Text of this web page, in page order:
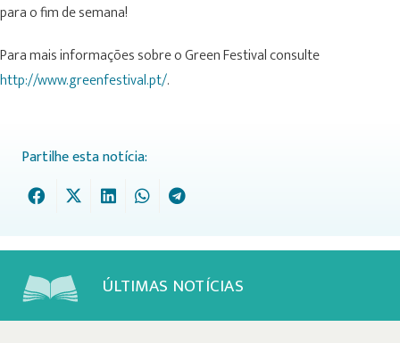
para o fim de semana!
Para mais informações sobre o Green Festival consulte
http://www.greenfestival.pt/.
Partilhe esta notícia:
ÚLTIMAS NOTÍCIAS